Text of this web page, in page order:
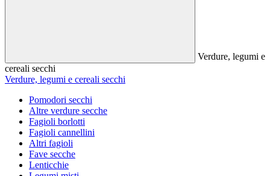
Verdure, legumi e
cereali secchi
Verdure, legumi e cereali secchi
Pomodori secchi
Altre verdure secche
Fagioli borlotti
Fagioli cannellini
Altri fagioli
Fave secche
Lenticchie